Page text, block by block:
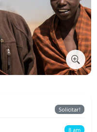
Solicitar!
8 am